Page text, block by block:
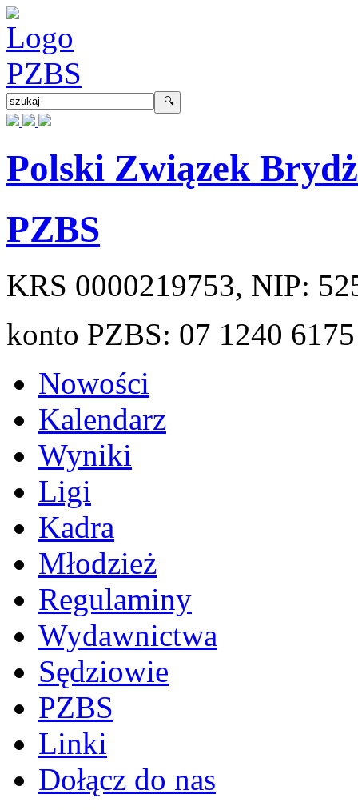
Polski Związek
PZBS
KRS 0000219753, NIP:
konto PZBS: 07 1240
Nowości
Kalendarz
Wyniki
Ligi
Kadra
Młodzież
Regulaminy
Wydawnictwa
Sędziowie
PZBS
Linki
Dołącz do nas